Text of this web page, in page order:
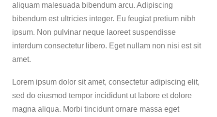
aliquam malesuada bibendum arcu. Adipiscing
bibendum est ultricies integer. Eu feugiat pretium nibh
ipsum. Non pulvinar neque laoreet suspendisse
interdum consectetur libero. Eget nullam non nisi est sit
amet.
Lorem ipsum dolor sit amet, consectetur adipiscing elit,
sed do eiusmod tempor incididunt ut labore et dolore
magna aliqua. Morbi tincidunt ornare massa eget